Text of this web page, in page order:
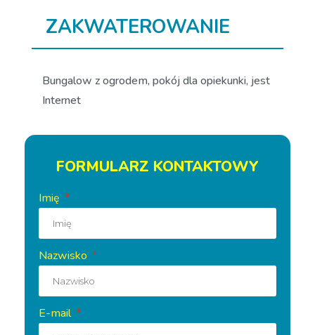
ZAKWATEROWANIE
Bungalow z ogrodem, pokój dla opiekunki, jest
Internet
FORMULARZ KONTAKTOWY
Imię
Nazwisko
E-mail